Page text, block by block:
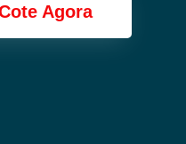
Agora